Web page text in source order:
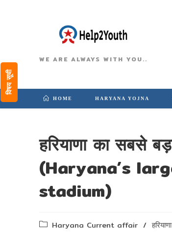
विषय सूची
WE ARE ALWAYS WITH YOU..
HOME HARYANA YOJNA
हरियाणा का सबसे
(Haryana’s
stadium)
PostHaryana Current affair /